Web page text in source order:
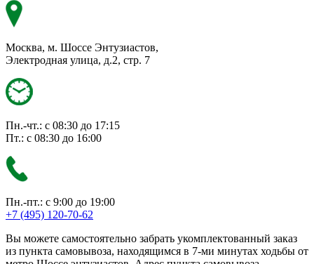
Москва, м. Шоссе Энтузиастов,
Электродная улица, д.2, стр. 7
Пн.-чт.: с 08:30 до 17:15
Пт.: с 08:30 до 16:00
Пн.-пт.: с 9:00 до 19:00
+7 (495) 120-70-62
Вы можете самостоятельно забрать укомплектованный заказ
из пункта самовывоза, находящимся в 7-ми минутах ходьбы от